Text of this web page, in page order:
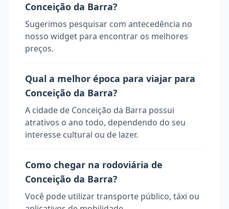
Conceição da Barra?
Sugerimos pesquisar com antecedência no
nosso widget para encontrar os melhores
preços.
Qual a melhor época para viajar para
Conceição da Barra?
A cidade de Conceição da Barra possui
atrativos o ano todo, dependendo do seu
interesse cultural ou de lazer.
Como chegar na rodoviária de
Conceição da Barra?
Você pode utilizar transporte público, táxi ou